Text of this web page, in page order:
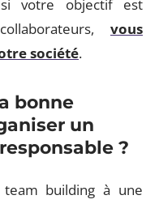
si votre objectif est
vous
société.
bonne
un
?
team building à une